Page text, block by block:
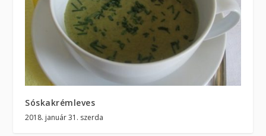
Sóskakrémleves
2018. január 31. szerda